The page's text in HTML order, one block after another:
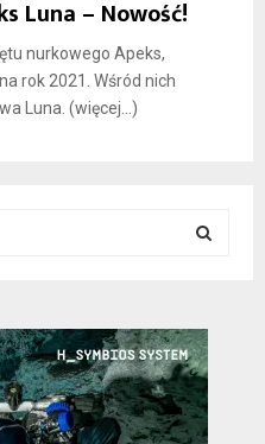
Luna – Nowość!
nurkowego Apeks,
rok 2021. Wśród nich
Luna. (więcej…)
E
A
R